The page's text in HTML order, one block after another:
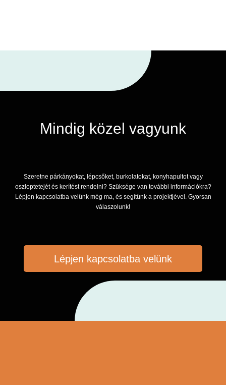
Mindig közel vagyunk
Szeretne párkányokat, lépcsőket, burkolatokat, konyhapultot vagy
oszloptetejét és kerítést rendelni? Szüksége van további információkra?
Lépjen kapcsolatba velünk még ma, és segítünk a projektjével. Gyorsan
válaszolunk!
Lépjen kapcsolatba velünk